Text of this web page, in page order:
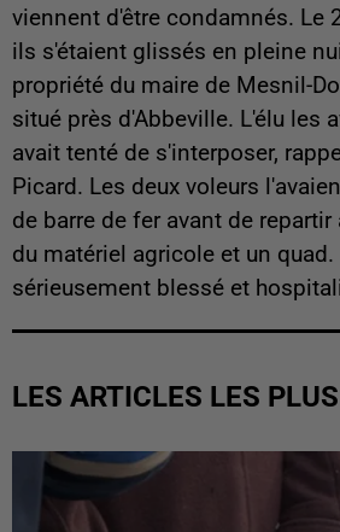
viennent d'être condamnés. Le
ils s'étaient glissés en pleine
propriété du maire de Mesnil-
situé près d'Abbeville. L'élu les
avait tenté de s'interposer,
Picard. Les deux voleurs
de barre de fer avant de repartir
du matériel agricole et un
sérieusement blessé et
LES ARTICLES LES